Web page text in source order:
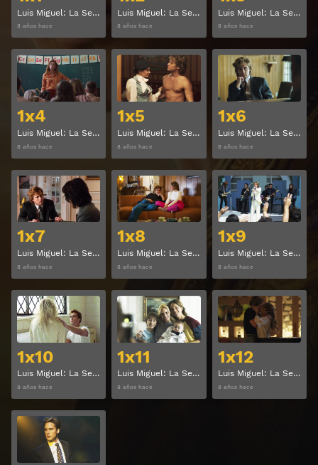
Luis Miguel: La Serie Temporada 1 Capitulo 1
8 años hace
Luis Miguel: La Serie Temporada 1 Capitulo 2
8 años hace
Luis Miguel: La Serie Temporada 1 Capitulo 3
8 años hace
1x4
Luis Miguel: La Serie Temporada 1 Capitulo 4
8 años hace
1x5
Luis Miguel: La Serie Temporada 1 Capitulo 5
8 años hace
Ver
1x6
Luis Miguel: La Serie Temporada 1 Capitulo 6
8 años hace
1x7
Luis Miguel: La Serie Temporada 1 Capitulo 7
8 años hace
Ver
1x8
Luis Miguel: La Serie Temporada 1 Capitulo 8
8 años hace
Ver
1x9
Luis Miguel: La Serie Temporada 1 Capitulo 9
8 años hace
1x10
Luis Miguel: La Serie Temporada 1 Capitulo 10
8 años hace
1x11
Luis Miguel: La Serie Temporada 1 Capitulo 11
8 años hace
Ver
1x12
Luis Miguel: La Serie Temporada 1 Capitulo 12
8 años hace